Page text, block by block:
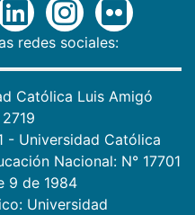
redes sociales:
Católica Luis Amigó
- Universidad Católica
Nacional: N° 17701
9 de 1984
Universidad